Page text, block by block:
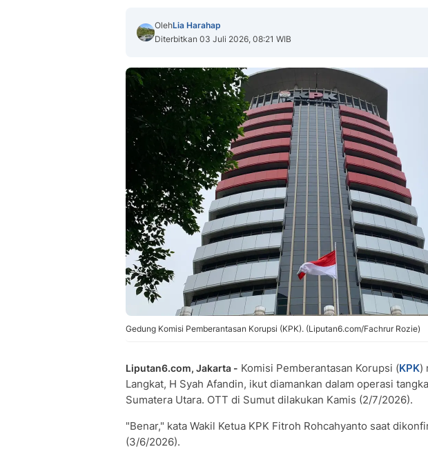
OlehLia Harahap
Diterbitkan 03 Juli 2026, 08:21 WIB
Gedung Komisi Pemberantasan Korupsi (KPK). (Liputan6.com/Fachrur Rozie)
Liputan6.com, Jakarta - Komisi Pemberantasan Korupsi (KPK)
Langkat, H Syah Afandin, ikut diamankan dalam operasi
Sumatera Utara. OTT di Sumut dilakukan Kamis (2/7/2026).
"Benar," kata Wakil Ketua KPK Fitroh Rohcahyanto saat
(3/6/2026).